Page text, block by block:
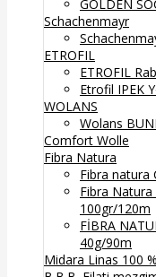
GOLDEN
Schachenmayr
ETROFIL
ETROFIL
Etrofil IPEK
WOLANS
Wolans
Comfort Wolle
Fibra Natura
Fibra natura
Fibra
100gr/120m
FİBRA
40g/90m
Midara Linas 100 %